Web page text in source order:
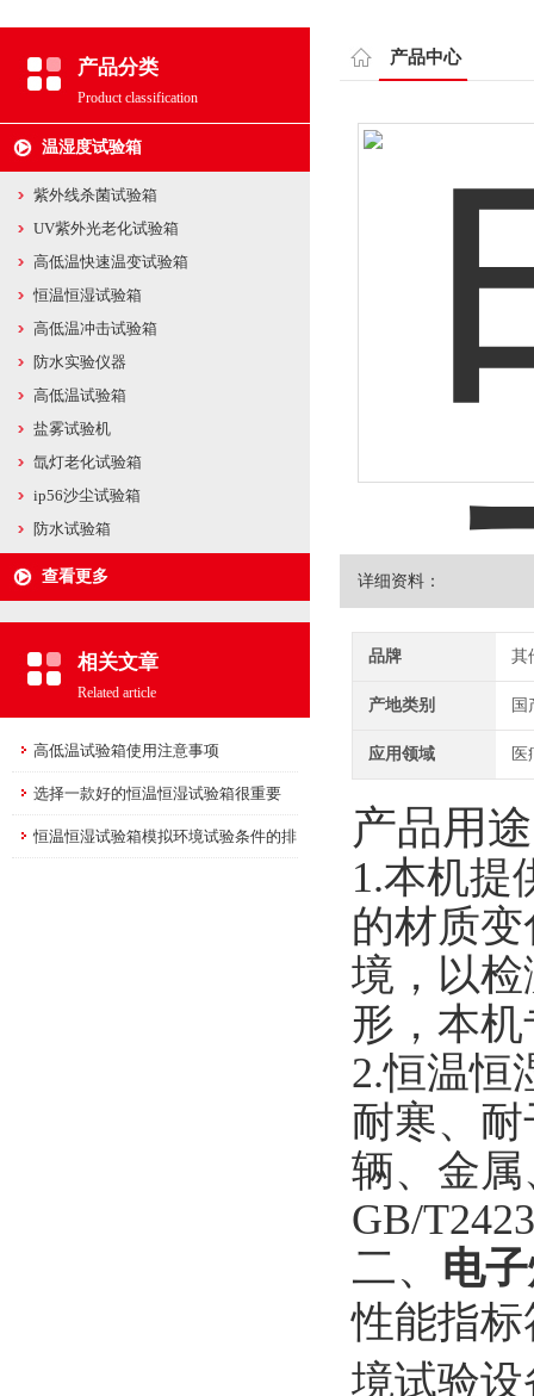
产品分类
Product classification
温湿度试验箱
紫外线杀菌试验箱
UV紫外光老化试验箱
高低温快速温变试验箱
恒温恒湿试验箱
高低温冲击试验箱
防水实验仪器
高低温试验箱
盐雾试验机
氙灯老化试验箱
ip56沙尘试验箱
防水试验箱
查看更多
相关文章
Related article
高低温试验箱使用注意事项
选择一款好的恒温恒湿试验箱很重要
恒温恒湿试验箱模拟环境试验条件的排
产品中心
详细资料：
品牌 其
产地类别 国
应用领域
产品用
1.本机提
的材质
境，以
形，本
2.恒温恒
耐寒、
辆、金
GB/
二、 电
性能指标
境试验设